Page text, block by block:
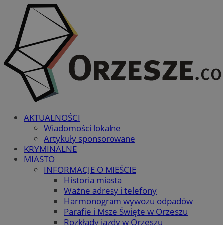
AKTUALNOŚCI
Wiadomości lokalne
Artykuły sponsorowane
KRYMINALNE
MIASTO
INFORMACJE O MIEŚCIE
Historia miasta
Ważne adresy i telefony
Harmonogram wywozu odpadów
Parafie i Msze Święte w Orzeszu
Rozkłady jazdy w Orzeszu